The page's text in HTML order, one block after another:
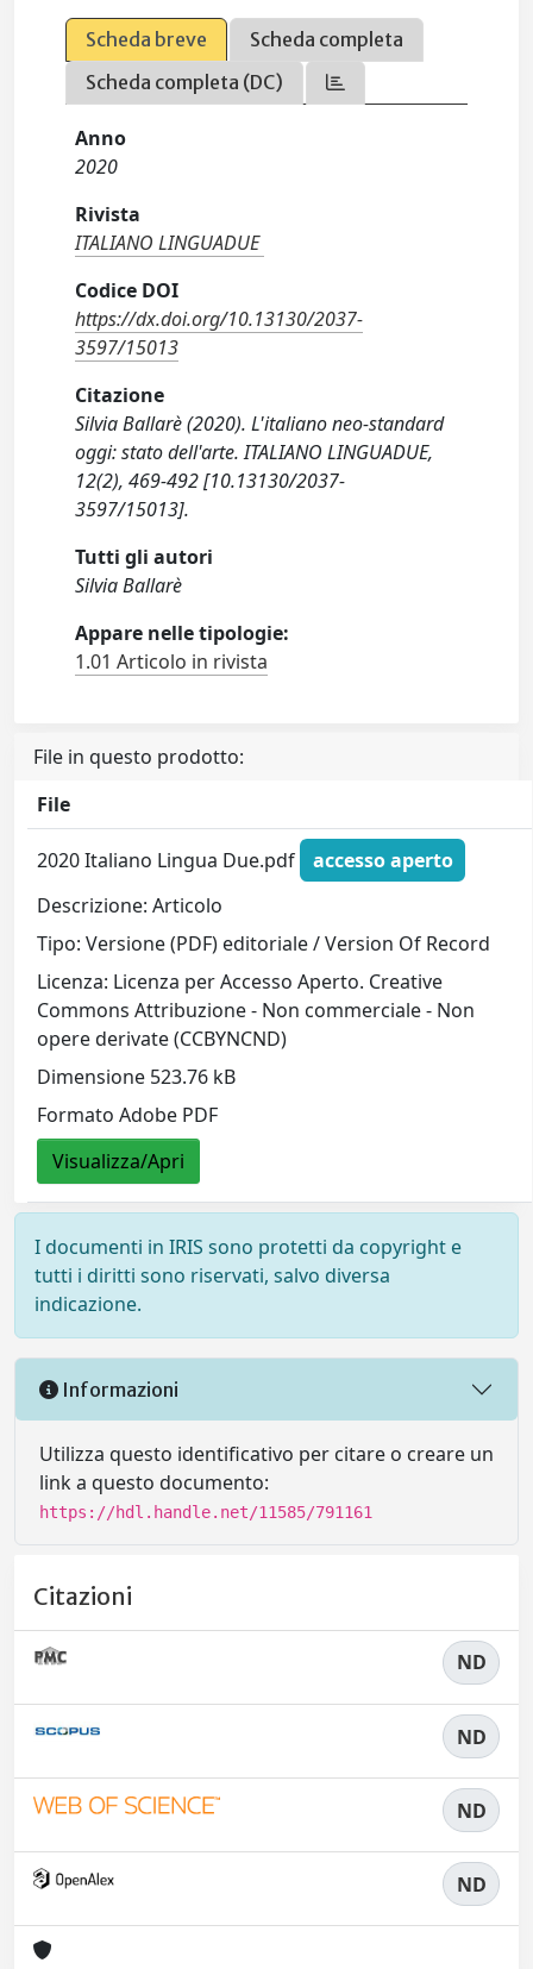
Scheda breve
Scheda completa
Scheda completa (DC)
Anno
2020
Rivista
ITALIANO LINGUADUE
Codice DOI
https://dx.doi.org/10.13130/2037-
3597/15013
Citazione
Silvia Ballarè (2020). L'italiano neo-standard
oggi: stato dell'arte. ITALIANO LINGUADUE,
12(2), 469-492 [10.13130/2037-
3597/15013].
Tutti gli autori
Silvia Ballarè
Appare nelle tipologie:
1.01 Articolo in rivista
File in questo prodotto:
File
2020 Italiano Lingua Due.pdf
accesso aperto
Descrizione: Articolo
Tipo: Versione (PDF) editoriale / Version Of Record
Licenza: Licenza per Accesso Aperto. Creative
Commons Attribuzione - Non commerciale - Non
opere derivate (CCBYNCND)
Dimensione 523.76 kB
Formato Adobe PDF
Visualizza/Apri
I documenti in IRIS sono protetti da copyright e
tutti i diritti sono riservati, salvo diversa
indicazione.
Informazioni
Utilizza questo identificativo per citare o creare un
link a questo documento:
https://hdl.handle.net/11585/791161
Citazioni
ND
ND
ND
ND